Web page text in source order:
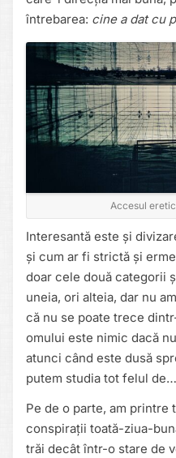
întrebarea: cine a dat cu
Accesul
Interesantă este și
și cum ar fi strictă și
doar cele două categorii
uneia, ori alteia, dar nu
că nu se poate trece
omului este nimic dacă
atunci când este dusă
putem studia tot felul
Pe de o parte, am printre
conspirații toată-ziua-
trăi decât într-o stare de